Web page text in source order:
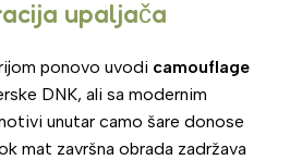
upaljača
ponovo uvodi camouflage
DNK, ali sa modernim
unutar camo šare donose
mat završna obrada zadržava